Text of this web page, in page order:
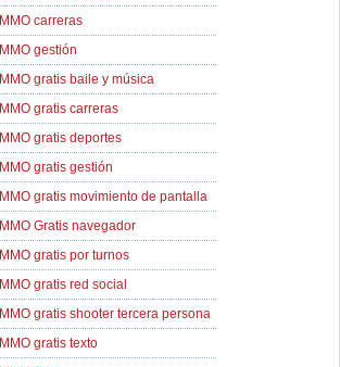
MMO carreras
MMO gestión
MMO gratis baile y música
MMO gratis carreras
MMO gratis deportes
MMO gratis gestión
MMO gratis movimiento de pantalla
MMO Gratis navegador
MMO gratis por turnos
MMO gratis red social
MMO gratis shooter tercera persona
MMO gratis texto